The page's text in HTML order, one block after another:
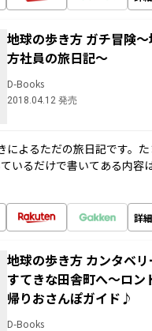
地球の歩き方 ガチ冒険
方社員の旅日記～
D-Books
2018.04.12 発売
によるただの旅日記です。
いるだけで書いてある内容
詳
地球の歩き方 カンタベ
すてきな田舎町へ～ロン
帰りおさんぽガイド♪
D-Books